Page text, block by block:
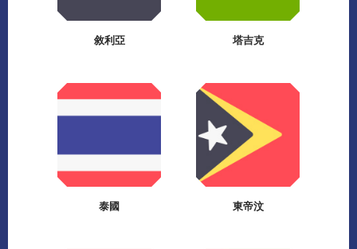
敘利亞 塔吉克
泰國 東帝汶